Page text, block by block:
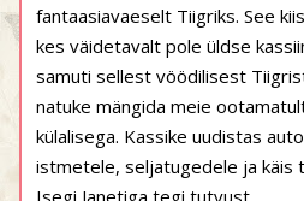
fantaasiavaeselt Tiigriks. See
kes väidetavalt pole üldse
samuti sellest vöödilisest
natuke mängida meie
külalisega. Kassike uudistas
istmetele, seljatugedele ja käis